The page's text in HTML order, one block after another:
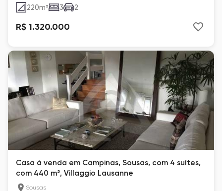
220m² 3 2
R$ 1.320.000
Casa à venda em Campinas, Sousas, com 4 suítes,
com 440 m², Villaggio Lausanne
Sousas